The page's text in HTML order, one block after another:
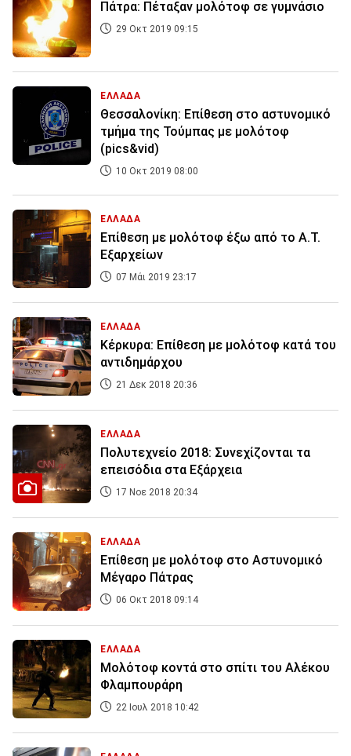
Πάτρα: Πέταξαν μολότοφ σε γυμνάσιο
29 Οκτ 2019 09:15
ΕΛΛΑΔΑ
Θεσσαλονίκη: Επίθεση στο αστυνομικό
τμήμα της Τούμπας με μολότοφ
(pics&vid)
10 Οκτ 2019 08:00
ΕΛΛΑΔΑ
Επίθεση με μολότοφ έξω από το Α.Τ.
Εξαρχείων
07 Μάι 2019 23:17
ΕΛΛΑΔΑ
Κέρκυρα: Επίθεση με μολότοφ κατά του
αντιδημάρχου
21 Δεκ 2018 20:36
ΕΛΛΑΔΑ
Πολυτεχνείο 2018: Συνεχίζονται τα
επεισόδια στα Εξάρχεια
17 Νοε 2018 20:34
ΕΛΛΑΔΑ
Επίθεση με μολότοφ στο Αστυνομικό
Μέγαρο Πάτρας
06 Οκτ 2018 09:14
ΕΛΛΑΔΑ
Μολότοφ κοντά στο σπίτι του Αλέκου
Φλαμπουράρη
22 Ιουλ 2018 10:42